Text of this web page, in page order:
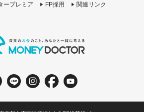
ープレミア FP採用 関連リンク